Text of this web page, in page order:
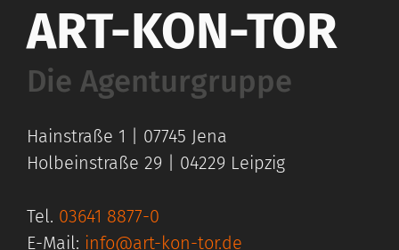
ART-KON-TOR
Die Agenturgruppe
Hainstraße 1 | 07745 Jena
Holbeinstraße 29 | 04229 Leipzig
Tel. 03641 8877-0
E-Mail: info@art-kon-tor.de